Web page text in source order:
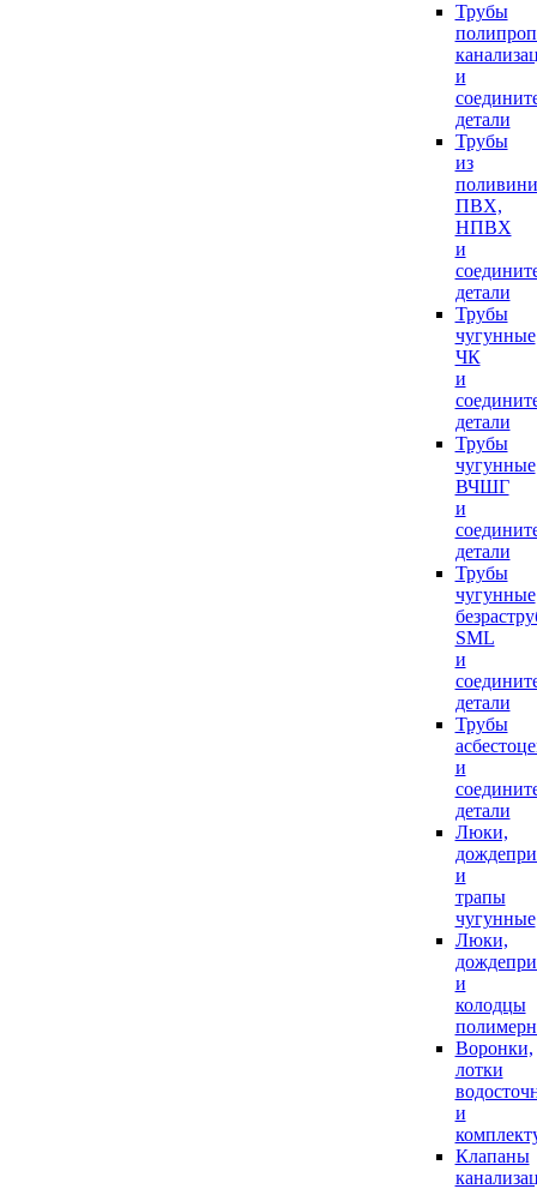
Трубы
и
детали
Трубы
из
ПВХ,
НПВХ
и
детали
Трубы
чугунные
ЧК
и
детали
Трубы
чугунные
ВЧШГ
и
детали
Трубы
чугунные
SML
и
детали
Трубы
и
детали
Люки,
и
трапы
чугунные
Люки,
и
колодцы
Воронки,
лотки
и
Клапаны